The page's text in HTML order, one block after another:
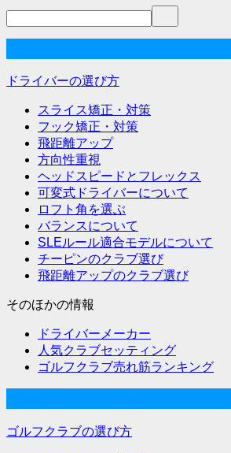
ゲ
ー
ョ
ドライバーの選び方
スライス矯正・対策
フック矯正・対策
飛距離アップ
方向性重視
ヘッドスピードとフレックス
可変式ドライバーについて
ロフト角を選ぶ
バランスについて
SLEルール適合モデルについて
チーピンのクラブ選び
飛距離アップのクラブ選び
そのほかの情報
ドライバーメーカー
人気クラブセッティング
ゴルフクラブ売れ筋ランキング
ゴルフクラブの選び方